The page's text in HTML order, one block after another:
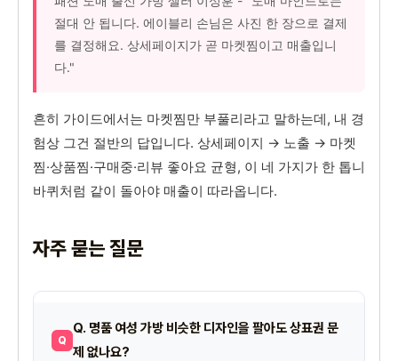
절대 안 됩니다. 에이블리 손님은 사진 한 장으로 결제
를 결정해요. 상세페이지가 곧 마켓찜이고 매출입니
다."
흔히 가이드에서는 마켓찜만 부풀리라고 말하는데, 내 경
험상 그건 절반의 답입니다. 상세페이지 → 노출 → 마켓
찜·상품찜·구매중·리뷰 좋아요 균형, 이 네 가지가 한 톱니
바퀴처럼 같이 돌아야 매출이 따라옵니다.
자주 묻는 질문
Q. 명품 여성 가방 비슷한 디자인을 팔아도 상표권 문
제 없나요?